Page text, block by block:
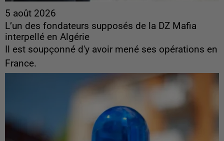
5 août 2026
L’un des fondateurs supposés de la DZ Mafia
interpellé en Algérie
Il est soupçonné d'y avoir mené ses opérations en
France.